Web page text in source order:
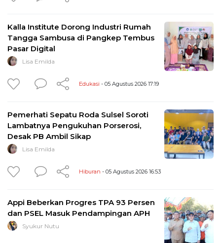
Kalla Institute Dorong Industri Rumah
Tangga Sambusa di Pangkep Tembus
Pasar Digital
Lisa Emilda
Edukasi - 05 Agustus 2026 17:19
Pemerhati Sepatu Roda Sulsel Soroti
Lambatnya Pengukuhan Porserosi,
Desak PB Ambil Sikap
Lisa Emilda
Hiburan - 05 Agustus 2026 16:53
Appi Beberkan Progres TPA 93 Persen
dan PSEL Masuk Pendampingan APH
Syukur Nutu